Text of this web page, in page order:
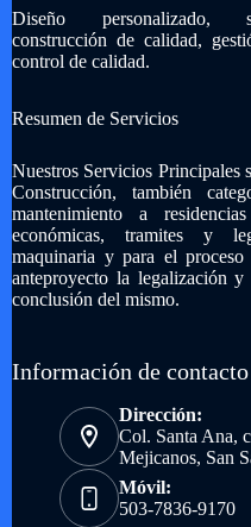
Diseño personalizado,
construcción de calidad,
control de calidad.
Resumen de Servicios
Nuestros Servicios Principales
Construcción, también
mantenimiento a
económicas, tramites y
maquinaria y para el
anteproyecto la legalización
conclusión del mismo.
Información de contacto
Dirección:
Col. Santa Ana,
Mejicanos, San
Móvil:
503-7836-9170